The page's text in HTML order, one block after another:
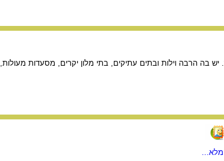
בה הרבה וילות ובתים עתיקים, בתי מלון יקרים, מסעדות מעולות,